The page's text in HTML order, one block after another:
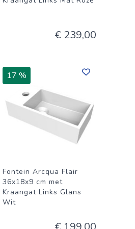
€ 239,00
17 %
Fontein Arcqua Flair
36x18x9 cm met
Kraangat Links Glans
Wit